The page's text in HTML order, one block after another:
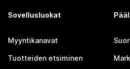
Sovellusluokat
Myyntikanavat
Tuotteiden etsiminen